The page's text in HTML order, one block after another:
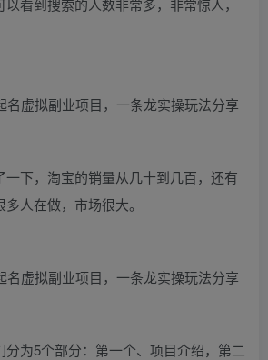
看到搜索的人数非常多，非常惊人，
一下，淘宝的销量从几十到几百，还有
人在做，市场很大。
分为5个部分：第一个、项目介绍，第二